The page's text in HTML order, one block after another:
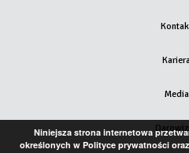
Media
Niniejsza strona internetowa
określonych w Polityce prywatności